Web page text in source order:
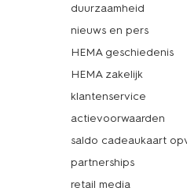
duurzaamheid
nieuws en pers
HEMA geschiedenis
HEMA zakelijk
klantenservice
actievoorwaarden
saldo cadeaukaart
partnerships
retail media